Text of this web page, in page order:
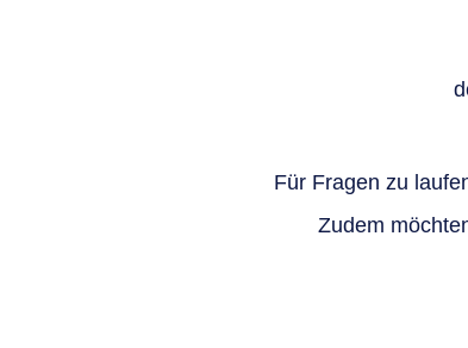
Für Fragen zu
Zudem